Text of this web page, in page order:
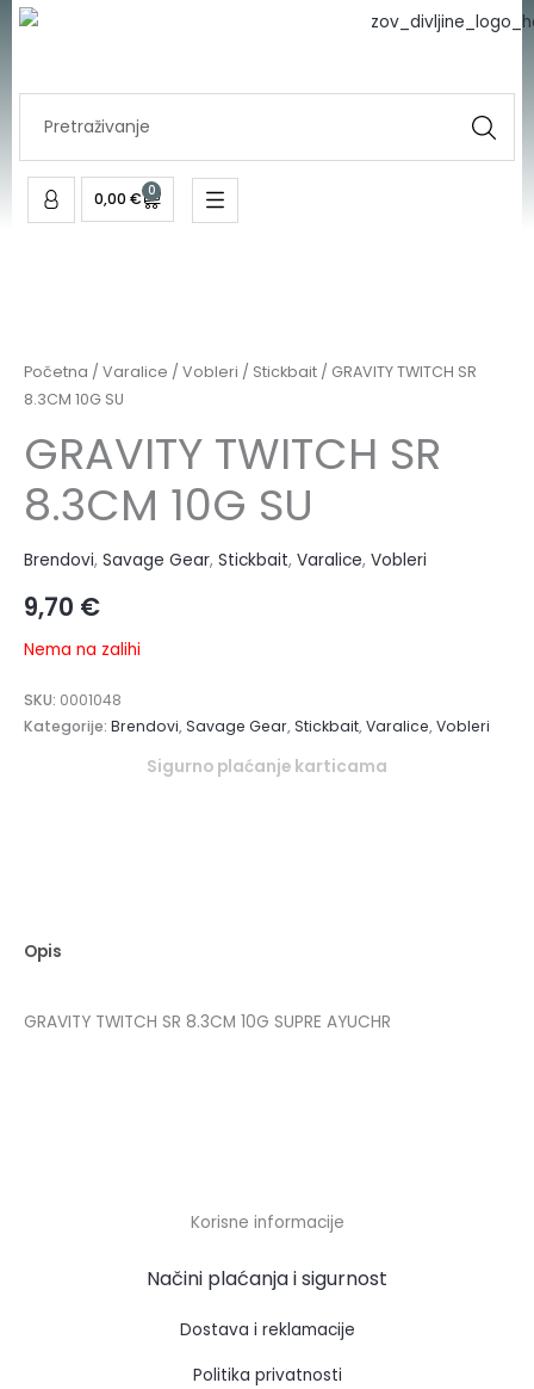
Skip
0,00 € 0
Cart
Početna / Varalice / Vobleri / Stickbait / GRAVITY TWITCH SR
8.3CM 10G SU
GRAVITY TWITCH SR
8.3CM 10G SU
Brendovi, Savage Gear, Stickbait, Varalice, Vobleri
9,70 €
Nema na zalihi
SKU: 0001048
Kategorije: Brendovi,Savage Gear,Stickbait,Varalice,Vobleri
Sigurno plaćanje karticama
Opis
GRAVITY TWITCH SR 8.3CM 10G SUPRE AYUCHR
Korisne informacije
Načini plaćanja i sigurnost
Dostava i reklamacije
Politika privatnosti